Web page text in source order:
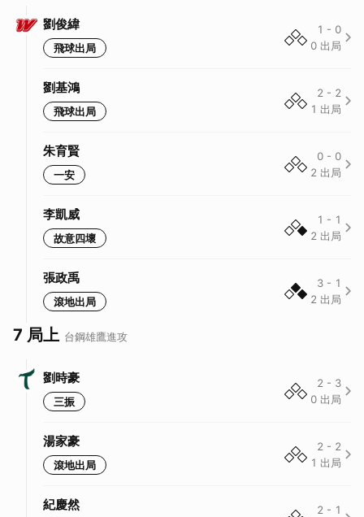
劉俊緯
飛球出局
1 - 0
0 出局
劉基鴻
飛球出局
2 - 2
1 出局
朱育賢
一安
0 - 0
2 出局
李凱威
故意四壞
1 - 1
2 出局
張政禹
滾地出局
3 - 1
2 出局
7 局上 台鋼雄鷹進攻
劉時豪
三振
2 - 3
0 出局
湯家豪
滾地出局
2 - 2
1 出局
紀慶然 2 - 1